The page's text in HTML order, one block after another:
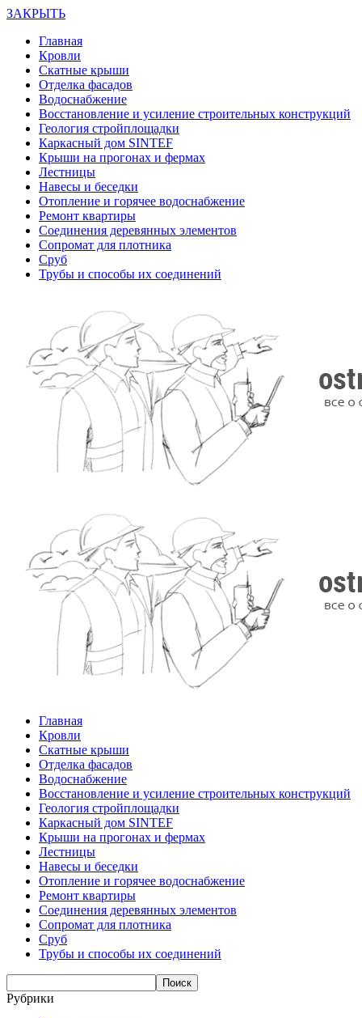
ЗАКРЫТЬ
Главная
Кровли
Скатные крыши
Отделка фасадов
Водоснабжение
Восстановление и усиление строительных конструкций
Геология стройплощадки
Каркасный дом SINTEF
Крыши на прогонах и фермах
Лестницы
Навесы и беседки
Отопление и горячее водоснабжение
Ремонт квартиры
Соединения деревянных элементов
Сопромат для плотника
Сруб
Трубы и способы их соединений
Главная
Кровли
Скатные крыши
Отделка фасадов
Водоснабжение
Восстановление и усиление строительных конструкций
Геология стройплощадки
Каркасный дом SINTEF
Крыши на прогонах и фермах
Лестницы
Навесы и беседки
Отопление и горячее водоснабжение
Ремонт квартиры
Соединения деревянных элементов
Сопромат для плотника
Сруб
Трубы и способы их соединений
Рубрики